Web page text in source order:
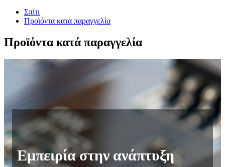
Σπίτι
Προϊόντα κατά παραγγελία
Προϊόντα κατά παραγγελία
Εμπειρία στην ανάπτυξη